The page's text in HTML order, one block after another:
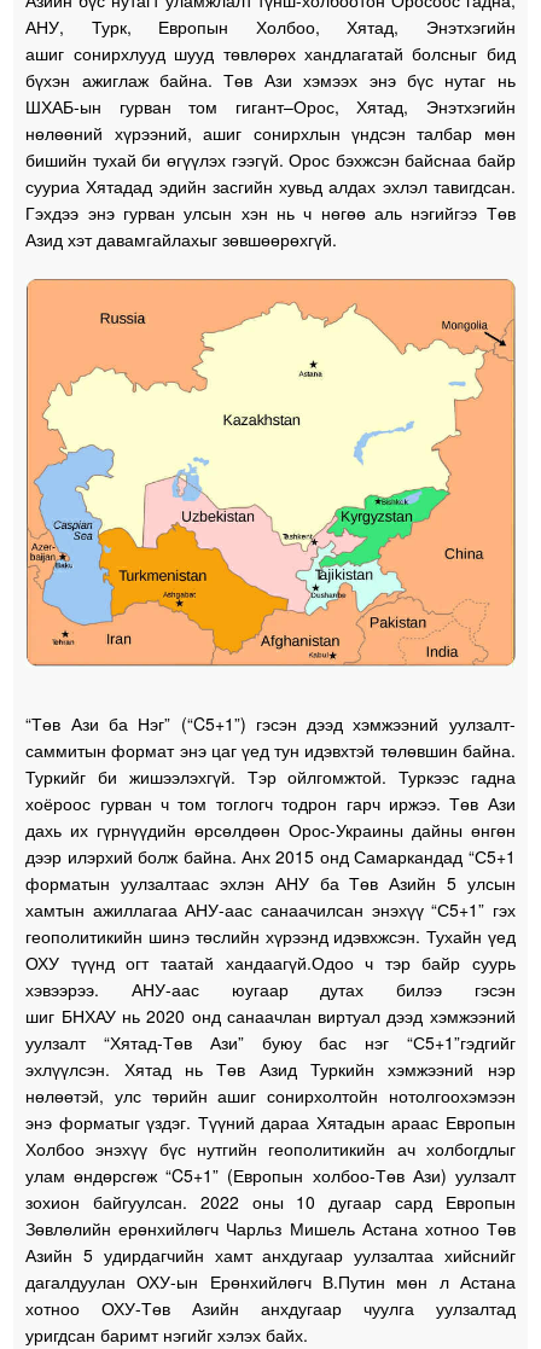
АНУ, Турк, Европын Холбоо, Хятад, Энэтхэгийн
ашиг сонирхлууд шууд төвлөрөх хандлагатай болсныг бид
бүхэн ажиглаж байна. Төв Ази хэмээх энэ бүс нутаг нь
ШХАБ-ын гурван том гигант–Орос, Хятад, Энэтхэгийн
нөлөөний хүрээний, ашиг сонирхлын үндсэн талбар мөн
бишийн тухай би өгүүлэх гээгүй. Орос бэхжсэн байснаа байр
сууриа Хятадад эдийн засгийн хувьд алдах эхлэл тавигдсан.
Гэхдээ энэ гурван улсын хэн нь ч нөгөө аль нэгийгээ Төв
Азид хэт давамгайлахыг зөвшөөрөхгүй.
“Төв Ази ба Нэг” (“C5+1”) гэсэн дээд хэмжээний уулзалт-
саммитын формат энэ цаг үед тун идэвхтэй төлөвшин байна.
Туркийг би жишээлэхгүй. Тэр ойлгомжтой. Туркээс гадна
хоёроос гурван ч том тоглогч тодрон гарч иржээ. Төв Ази
дахь их гүрнүүдийн өрсөлдөөн Орос-Украины дайны өнгөн
дээр илэрхий болж байна. Анх 2015 онд Самаркандад “С5+1
форматын уулзалтаас эхлэн АНУ ба Төв Азийн 5 улсын
хамтын ажиллагаа АНУ-аас санаачилсан энэхүү “С5+1” гэх
геополитикийн шинэ төслийн хүрээнд идэвхжсэн. Тухайн үед
ОХУ түүнд огт таатай хандаагүй.Одоо ч тэр байр суурь
хэвээрээ. АНУ-аас юугаар дутах билээ гэсэн
шиг БНХАУ нь 2020 онд санаачлан виртуал дээд хэмжээний
уулзалт “Хятад-Төв Ази” буюу бас нэг “С5+1”гэдгийг
эхлүүлсэн. Хятад нь Төв Азид Туркийн хэмжээний нэр
нөлөөтэй, улс төрийн ашиг сонирхолтойн нотолгоохэмээн
энэ форматыг үздэг. Түүний дараа Хятадын араас Европын
Холбоо энэхүү бүс нутгийн геополитикийн ач холбогдлыг
улам өндөрсгөж “C5+1” (Европын холбоо-Төв Ази) уулзалт
зохион байгуулсан. 2022 оны 10 дугаар сард Европын
Зөвлөлийн ерөнхийлөгч Чарльз Мишель Астана хотноо Төв
Азийн 5 удирдагчийн хамт анхдугаар уулзалтаа хийснийг
дагалдуулан ОХУ-ын Ерөнхийлөгч В.Путин мөн л Астана
хотноо ОХУ-Төв Азийн анхдугаар чуулга уулзалтад
уригдсан баримт нэгийг хэлэх байх.